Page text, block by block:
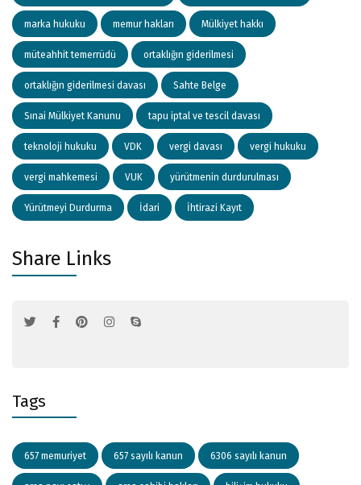
marka hukuku memur hakları Mülkiyet hakkı
müteahhit temerrüdü ortaklığın giderilmesi
ortaklığın giderilmesi davası Sahte Belge
Sınai Mülkiyet Kanunu tapu iptal ve tescil davası
teknoloji hukuku VDK vergi davası vergi hukuku
vergi mahkemesi VUK yürütmenin durdurulması
Yürütmeyi Durdurma İdari İhtirazi Kayıt
Share Links
Tags
657 memuriyet 657 sayılı kanun 6306 sayılı kanun